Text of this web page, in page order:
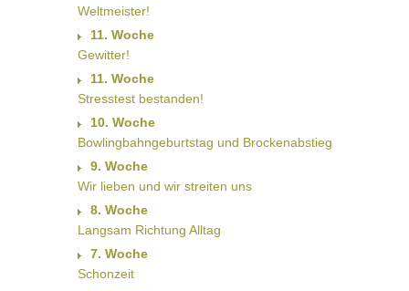
Weltmeister!
11. Woche
Gewitter!
11. Woche
Stresstest bestanden!
10. Woche
Bowlingbahngeburtstag und Brockenabstieg
9. Woche
Wir lieben und wir streiten uns
8. Woche
Langsam Richtung Alltag
7. Woche
Schonzeit